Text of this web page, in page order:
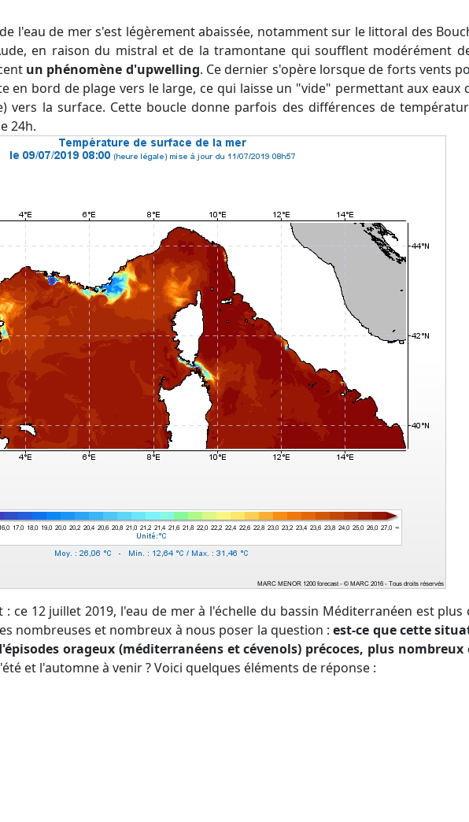
en raison du mistral et de la tramontane qui soufflent modérément
un phénomène d'upwelling. Ce dernier s'opère lorsque de forts vents
en bord de plage vers le large, ce qui laisse un "vide" permettant aux eaux
vers la surface. Cette boucle donne parfois des différences de
24h.
nombreuses et nombreux à nous poser la question :est-ce que cette
orageux (méditerranéens et cévenols) précoces, plus nombreux
et l'automne à venir ? Voici quelques éléments de réponse :